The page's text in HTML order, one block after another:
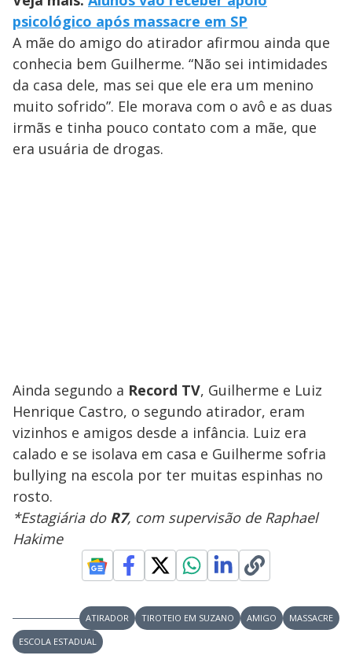
psicológico após massacre em SP
A mãe do amigo do atirador afirmou ainda que
conhecia bem Guilherme. “Não sei intimidades
da casa dele, mas sei que ele era um menino
muito sofrido”. Ele morava com o avô e as duas
irmãs e tinha pouco contato com a mãe, que
era usuária de drogas.
Ainda segundo a Record TV, Guilherme e Luiz
Henrique Castro, o segundo atirador, eram
vizinhos e amigos desde a infância. Luiz era
calado e se isolava em casa e Guilherme sofria
bullying na escola por ter muitas espinhas no
rosto.
*Estagiária doR7, com supervisão de Raphael
Hakime
ATIRADOR TIROTEIO EM SUZANO AMIGO
MASSACRE
ESCOLA ESTADUAL